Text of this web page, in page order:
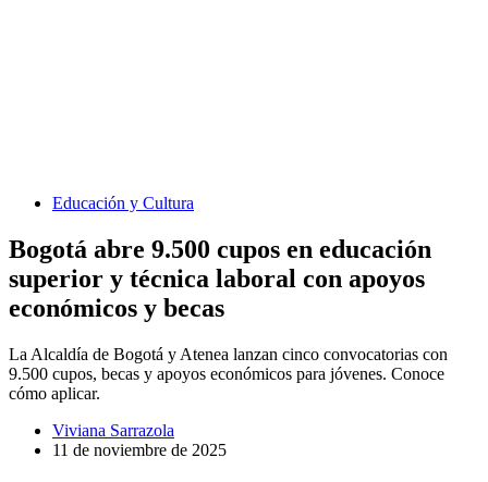
Educación y Cultura
Bogotá abre 9.500 cupos en educación
superior y técnica laboral con apoyos
económicos y becas
La Alcaldía de Bogotá y Atenea lanzan cinco convocatorias con
9.500 cupos, becas y apoyos económicos para jóvenes. Conoce
cómo aplicar.
Viviana Sarrazola
11 de noviembre de 2025